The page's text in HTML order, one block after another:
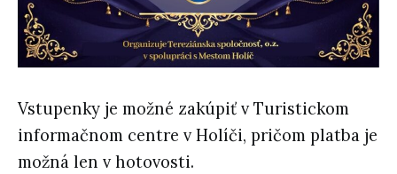
Vstupenky je možné zakúpiť v Turistickom
informačnom centre v Holíči, pričom platba je
možná len v hotovosti.